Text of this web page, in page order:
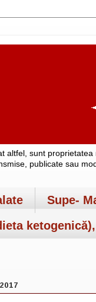
sunt
publicate sau
Supe-